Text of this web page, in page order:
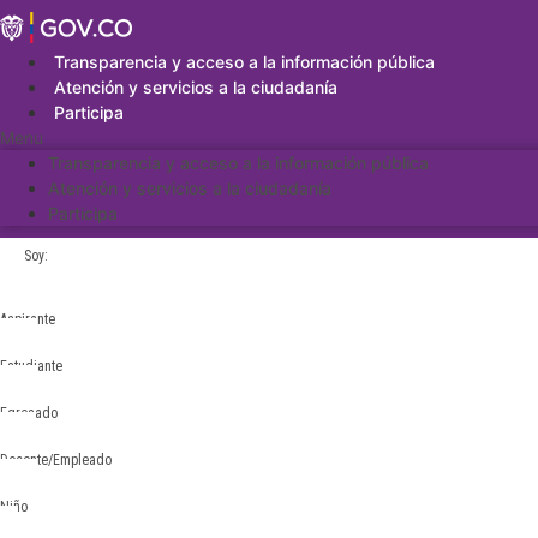
Saltar
al
contenidoTransparencia y acceso a la información pública
Atención y servicios a la ciudadanía
Participa
Menu
Transparencia y acceso a la información pública
Atención y servicios a la ciudadanía
Participa
Soy:
Aspirante
Estudiante
Egresado
Docente/Empleado
Niño